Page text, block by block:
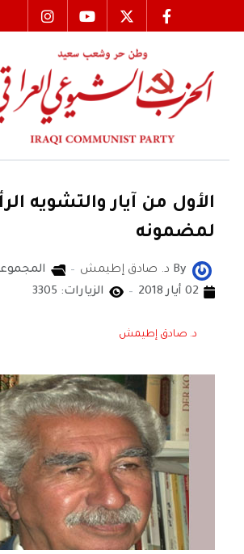
الأول من آيار والتشويه
لمضمونه
By د. صادق إطيمش
02 أيار 2018
الزيارات: 3305
د. صادق إطيمش